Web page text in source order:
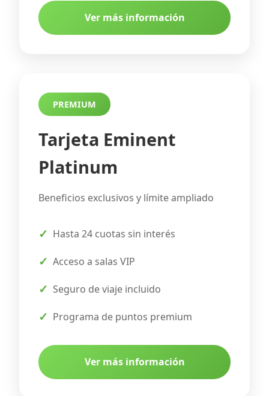
Ver más información
PREMIUM
Tarjeta Eminent
Platinum
Beneficios exclusivos y límite ampliado
Hasta 24 cuotas sin interés
Acceso a salas VIP
Seguro de viaje incluido
Programa de puntos premium
Ver más información